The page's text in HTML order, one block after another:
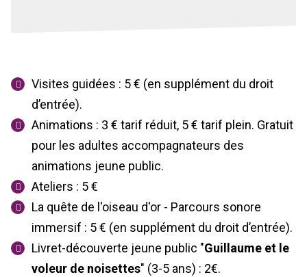
Visites guidées : 5 € (en supplément du droit
d’entrée).
Animations : 3 € tarif réduit, 5 € tarif plein. Gratuit
pour les adultes accompagnateurs des
animations jeune public.
Ateliers : 5 €
La quête de l'oiseau d'or - Parcours sonore
immersif : 5 € (en supplément du droit d’entrée).
Livret-découverte jeune public "Guillaume et le
voleur de noisettes" (3-5 ans) : 2€.